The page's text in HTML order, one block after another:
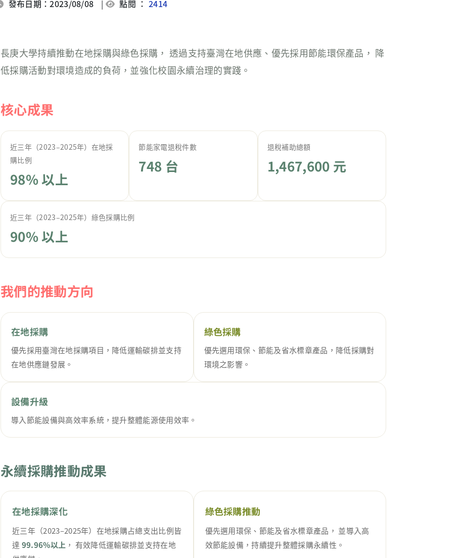
發布日期：2023/08/08 | 點閱 ：2414
長庚大學持續推動在地採購與綠色採購， 透過支持臺灣在地供應、優先採用節能環保產品， 降
低採購活動對環境造成的負荷，並強化校園永續治理的實踐。
核心成果
近三年（2023–2025年）在地採
購比例
98% 以上
節能家電退稅件數
748 台
退稅補助總額
1,467,600 元
近三年（2023–2025年）綠色採購比例
90% 以上
我們的推動方向
在地採購
優先採用臺灣在地採購項目，降低運輸碳排並支持
在地供應鏈發展。
綠色採購
優先選用環保、節能及省水標章產品，降低採購對
環境之影響。
設備升級
導入節能設備與高效率系統，提升整體能源使用效率。
永續採購推動成果
在地採購深化
近三年（2023–2025年）在地採購占總支出比例皆
達 99.96%以上 ， 有效降低運輸碳排並支持在地
綠色採購推動
優先選用環保、節能及省水標章產品， 並導入高
效節能設備，持續提升整體採購永續性。